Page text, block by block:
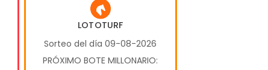
LOTOTURF
Sorteo del día 09-08-2026
PRÓXIMO BOTE MILLONARIO: